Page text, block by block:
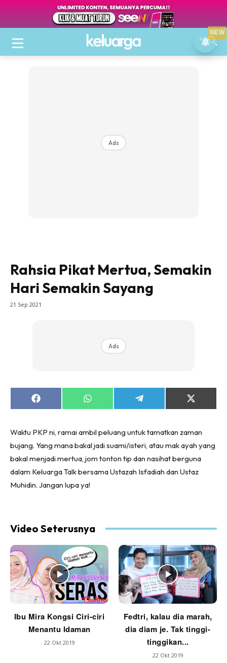
Ads
Rahsia Pikat Mertua, Semakin
Hari Semakin Sayang
21 Sep 2021
Ads
Share
on
Share
on
Share
on
Share
on
Waktu PKP ni, ramai ambil peluang untuk tamatkan zaman
bujang. Yang mana bakal jadi suami/isteri, atau mak ayah yang
bakal menjadi mertua, jom tonton tip dan nasihat berguna
dalam Keluarga Talk bersama Ustazah Isfadiah dan Ustaz
Muhidin. Jangan lupa ya!
Video Seterusnya
Ibu Mira Kongsi Ciri-ciri
Menantu Idaman
22 Okt 2019
Fedtri, kalau dia marah,
dia diam je. Tak tinggi-
tinggikan...
22 Okt 2019
NEW